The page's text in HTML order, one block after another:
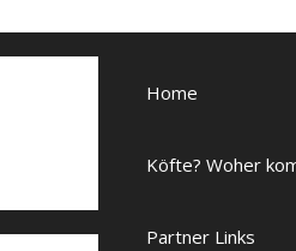
Home
Köfte? Woher
Partner Links